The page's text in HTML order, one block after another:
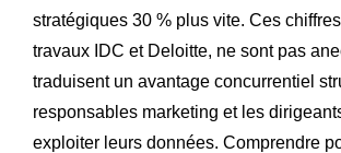
stratégiques 30 % plus vite. Ces
travaux IDC et Deloitte, ne sont pas
traduisent un avantage concurrentiel
responsables marketing et les
exploiter leurs données. Comprendre